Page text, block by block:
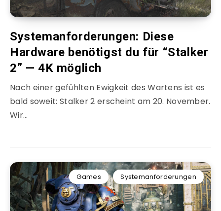
Systemanforderungen: Diese
Hardware benötigst du für “Stalker
2” — 4K möglich
Nach einer gefühlten Ewigkeit des Wartens ist es
bald soweit: Stalker 2 erscheint am 20. November.
Wir…
Games Systemanforderungen